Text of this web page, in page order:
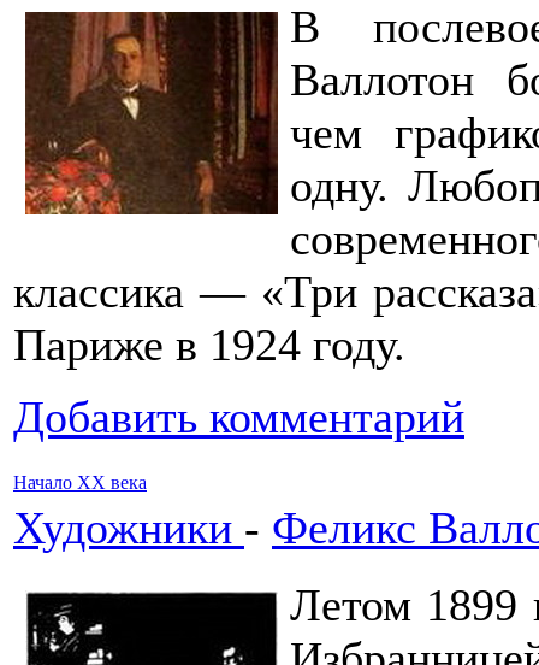
В
Валлотон
чем
одну.
классика — «Три
Париже в 1924 году.
Добавить комментарий
Начало XX века
Художники - Феликс
Летом 1899